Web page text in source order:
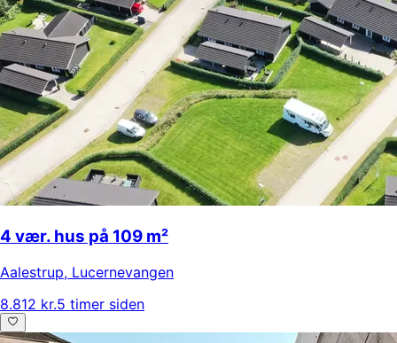
4 vær. hus på 109 m²
Aalestrup, Lucernevangen
8.812 kr.5 timer siden